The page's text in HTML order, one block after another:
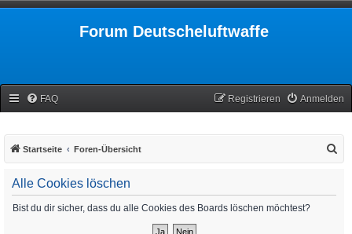
Forum Deutscheluftwaffe
FAQ Anmelden
Registrieren
Startseite Foren-Übersicht
Alle Cookies löschen
Bist du dir sicher, dass du alle Cookies des Boards löschen möchtest?